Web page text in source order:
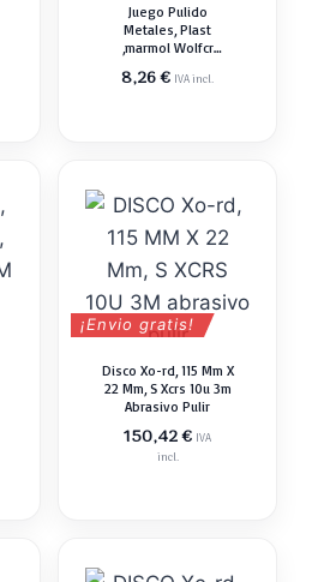
Juego Pulido
Metales, Plast
,marmol Wolfcr
Mm Azul Disco
8,26€ IVA incl.
¡Envio gratis!
Disco Xo-rd, 115 Mm X
22 Mm, S Xcrs 10u 3m
Abrasivo Pulir
150,42€ IVA
incl.